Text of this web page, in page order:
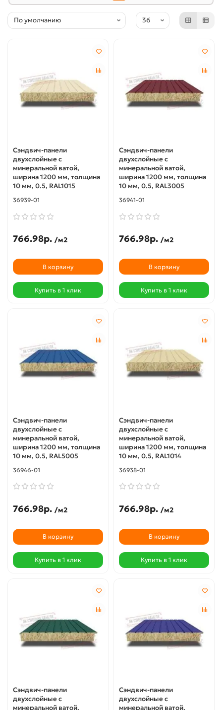
Сэндвич-панели
двухслойные с
минеральной ватой,
ширина 1200 мм, толщина
10 мм, 0.5, RAL1015
36939-01
766.98р. /м2
В корзину
Купить в 1 клик
Сэндвич-панели
двухслойные с
минеральной ватой,
ширина 1200 мм, толщина
10 мм, 0.5, RAL3005
36941-01
766.98р. /м2
В корзину
Купить в 1 клик
Сэндвич-панели
двухслойные с
минеральной ватой,
ширина 1200 мм, толщина
10 мм, 0.5, RAL5005
36946-01
766.98р. /м2
В корзину
Купить в 1 клик
Сэндвич-панели
двухслойные с
минеральной ватой,
ширина 1200 мм, толщина
10 мм, 0.5, RAL1014
36938-01
766.98р. /м2
В корзину
Купить в 1 клик
Сэндвич-панели
двухслойные с
минеральной ватой,
Сэндвич-панели
двухслойные с
минеральной ватой,